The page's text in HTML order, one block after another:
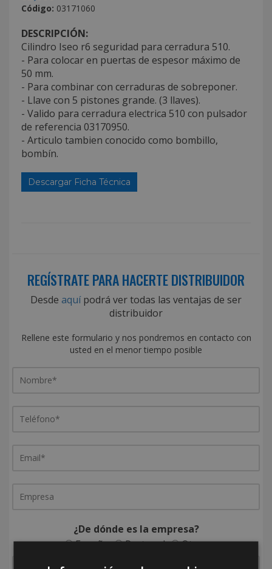
Código: 03171060
DESCRIPCIÓN:
Cilindro Iseo r6 seguridad para cerradura 510.
- Para colocar en puertas de espesor máximo de
50 mm.
- Para combinar con cerraduras de sobreponer.
- Llave con 5 pistones grande. (3 llaves).
- Valido para cerradura electrica 510 con pulsador
de referencia 03170950.
- Articulo tambien conocido como bombillo,
bombín.
Descargar Ficha Técnica
REGÍSTRATE PARA HACERTE DISTRIBUIDOR
Desde aquípodrá ver todas las ventajas de ser
distribuidor
Rellene este formulario y nos pondremos en contacto con
usted en el menor tiempo posible
¿De dónde es la empresa?
España
Portugal Otros